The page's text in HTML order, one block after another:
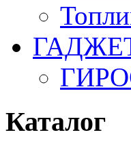
Каталог